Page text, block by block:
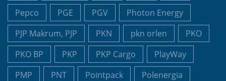
Pepco
PGE PGV
Photon Energy
PJP Makrum, PJP
PKN pkn orlen
PKO
PKO BP
PKP PKP Cargo
PlayWay
PMP
PNT Pointpack
Polenergia